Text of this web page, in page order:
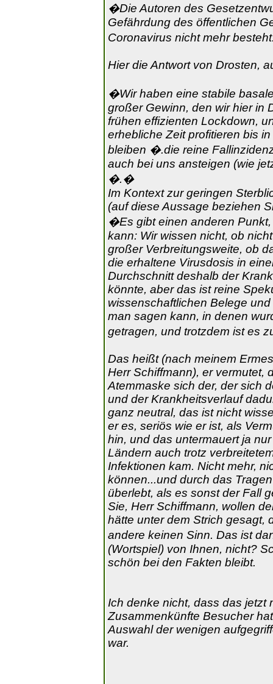
�Die Autoren des
Gefährdung des öffentlichen
Coronavirus nicht mehr
Hier die Antwort von Drosten,
�Wir haben eine stabile
großer Gewinn, den wir hier in
frühen effizienten Lockdown,
erhebliche Zeit profitieren bis
bleiben �.die reine
auch bei uns ansteigen (wie
�.�
Im Kontext zur geringen
(auf diese Aussage beziehen
�Es gibt einen anderen
kann: Wir wissen nicht, ob
großer Verbreitungsweite, ob
die erhaltene Virusdosis in
Durchschnitt deshalb der
könnte, aber das ist reine
wissenschaftlichen Belege
man sagen kann, in denen
getragen, und trotzdem ist es
Das heißt (nach meinem
Herr Schiffmann), er vermutet,
Atemmaske sich der, der sich
und der Krankheitsverlauf
ganz neutral, das ist nicht
er es, seriös wie er ist, als
hin, und das untermauert ja
Ländern auch trotz
Infektionen kam. Nicht mehr,
können...und durch das
überlebt, als es sonst der Fall
Sie, Herr Schiffmann, wollen
hätte unter dem Strich gesagt,
andere keinen Sinn. Das ist
(Wortspiel) von Ihnen, nicht?
schön bei den Fakten bleibt.
Ich denke nicht, dass das jetzt
Zusammenkünfte Besucher
Auswahl der wenigen
war.